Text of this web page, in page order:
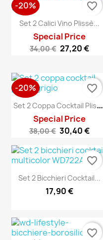
Set 2 Calici Vino Plissè...
Special Price
34,00 € 27,20 €
-20% favorite_border
S
Et 2 Coppa Cocktail Plissè...
Special Price
38,00 € 30,40 €
-20% favorite_border
Set 2 Bicchieri Cocktail...
17,90 €
favorite_border
favorite_border